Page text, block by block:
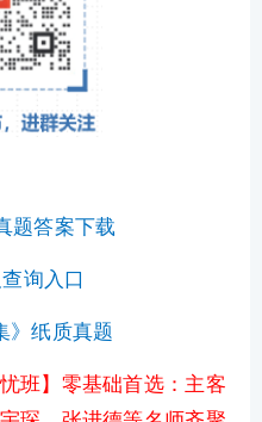
题答案下载
询入口
》纸质真题
班】零基础首选：主客